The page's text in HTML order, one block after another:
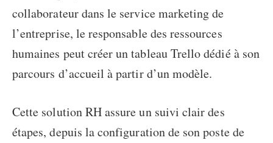
collaborateur dans le service marketing de
l’entreprise, le responsable des ressources
humaines peut créer un tableau Trello dédié à son
parcours d’accueil à partir d’un modèle.
Cette solution RH assure un suivi clair des
étapes, depuis la configuration de son poste de